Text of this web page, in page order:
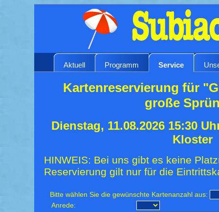
Aktuell Programm Service
Kartenreservierung für
große
Dienstag, 11.08.2026 15:30
Kloster
HINWEIS: Bei uns gibt es keine
Reservierung gilt nur für die
Bitte wählen Sie die gewünschte Kartenanzahl aus:
Anrede: